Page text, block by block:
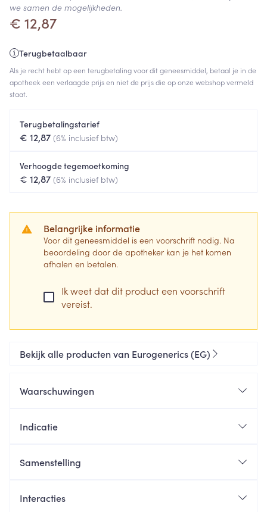
€ 12,87
Terugbetaalbaar
Als je recht hebt op een terugbetaling voor dit geneesmiddel, betaal je in de
apotheek een verlaagde prijs en niet de prijs die op onze webshop vermeld
staat.
Terugbetalingstarief
€ 12,87 (6% inclusief btw)
Verhoogde tegemoetkoming
€ 12,87 (6% inclusief btw)
Belangrijke informatie
Voor dit geneesmiddel is een voorschrift nodig. Na
beoordeling door de apotheker kan je het komen
afhalen en betalen.
Ik weet dat dit product een voorschrift
vereist.
we samen de mogelijkheden.
Bekijk alle producten van Eurogenerics (EG)
Waarschuwingen
Indicatie
Samenstelling
Interacties